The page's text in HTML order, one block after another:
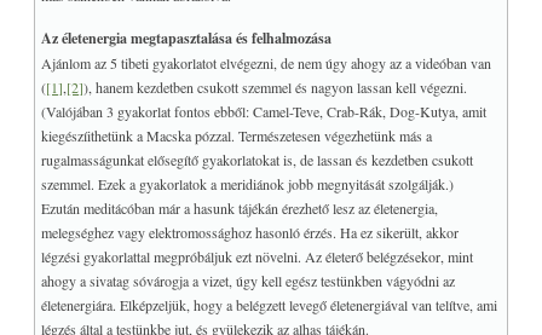
Az életenergia megtapasztalása és felhalmozása
Ajánlom az 5 tibeti gyakorlatot elvégezni, de nem úgy ahogy az a videóban van
([1] [2]), hanem kezdetben csukott szemmel és nagyon lassan kell végezni.
(Valójában 3 gyakorlat fontos ebből: Camel-Teve, Crab-Rák, Dog-Kutya, amit
kiegészíithetünk a Macska pózzal. Természetesen végezhetünk más a
rugalmasságunkat elősegítő gyakorlatokat is, de lassan és kezdetben csukott
szemmel. Ezek a gyakorlatok a meridiánok jobb megnyitását szolgálják.)
Ezután meditácóban már a hasunk tájékán érezhető lesz az életenergia,
melegséghez vagy elektromossághoz hasonló érzés. Ha ez sikerült, akkor
légzési gyakorlattal megpróbáljuk ezt növelni. Az életerő belégzésekor, mint
ahogy a sivatag sóvárogja a vizet, úgy kell egész testünkben vágyódni az
életenergiára. Elképzeljük, hogy a belégzett levegő életenergiával van telítve, ami
légzés által a testünkbe jut, és gyülekezik az alhas tájékán.